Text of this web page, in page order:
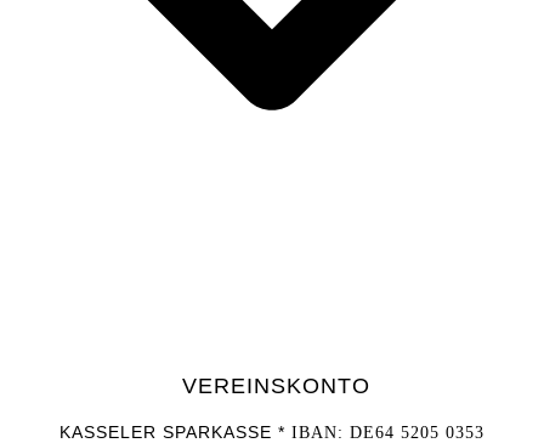
VEREINSKONTO
KASSELER SPARKASSE * IBAN: DE64 5205 0353